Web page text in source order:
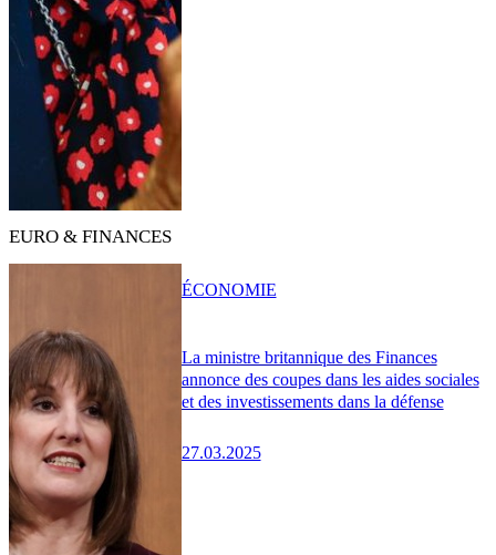
EURO & FINANCES
La ministre britannique des Finances
annonce des coupes dans les aides sociales
et des investissements dans la défense
27.03.2025
ÉCONOMIE